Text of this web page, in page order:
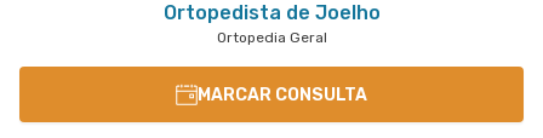
Ortopedista de Joelho
Ortopedia Geral
MARCAR CONSULTA